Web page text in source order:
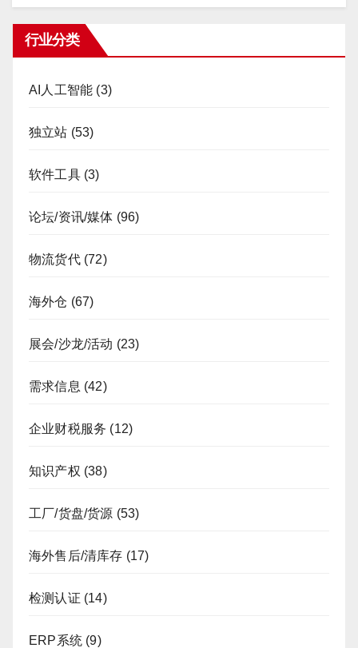
行业分类
AI人工智能 (3)
独立站 (53)
软件工具(3)
论坛/资讯/媒体 (96)
物流货代(72)
海外仓 (67)
展会/沙龙/活动 (23)
需求信息 (42)
企业财税服务 (12)
知识产权 (38)
工厂/货盘/货源 (53)
海外售后/清库存 (17)
检测认证 (14)
ERP系统 (9)